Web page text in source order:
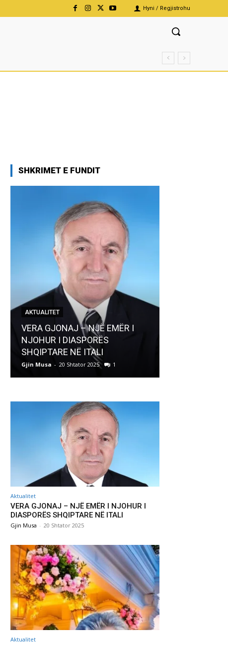
Hyni / Regjistrohu
SHKRIMET E FUNDIT
AKTUALITET
VERA GJONAJ – NJË EMËR I
NJOHUR I DIASPORËS
SHQIPTARE NË ITALI
Gjin Musa - 20 Shtator 2025 1
Aktualitet
VERA GJONAJ – NJË EMËR I NJOHUR I
DIASPORËS SHQIPTARE NË ITALI
Gjin Musa - 20 Shtator 2025
Aktualitet